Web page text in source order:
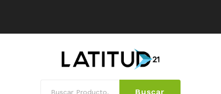
Buscar